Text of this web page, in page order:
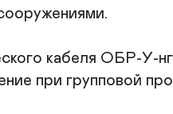
кабеля ОБР-У-
при групповой